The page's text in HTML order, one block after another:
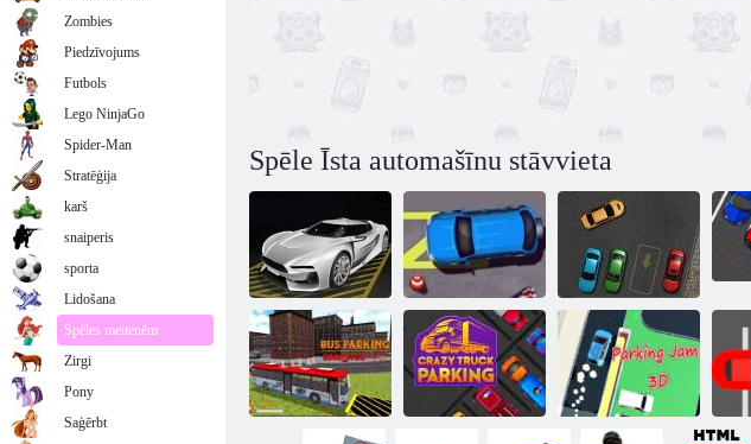
Spēle Īsta automašīnu stāvvieta
Apmācība
Autostāvvieta
Novietojiet
manu
automašīnu 2
Laiks novietot 2
Zombies
Piedzīvojums
Futbols
Lego NinjaGo
Spider-Man
Stratēģija
karš
snaiperis
sporta
Lidošana
Spēles meitenēm
Zirgi
Pony
Saģērbt